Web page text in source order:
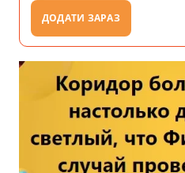
ДОДАТИ ЗАРАЗ